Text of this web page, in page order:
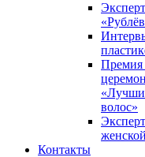
Премия
волос»
Контакты